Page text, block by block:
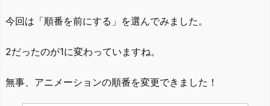
今回は「順番を前にする」を選んでみました。
2だったのが1に変わっていますね。
無事、アニメーションの順番を変更できました！